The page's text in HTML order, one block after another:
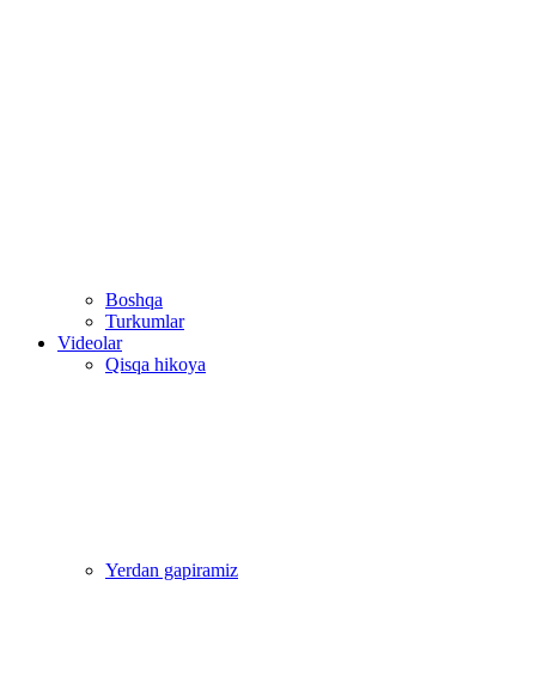
Boshqa
Turkumlar
Videolar
Qisqa hikoya
Yerdan gapiramiz